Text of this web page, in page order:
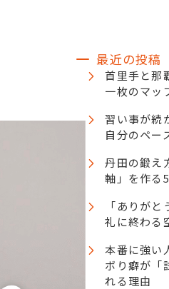
最近の投稿
首里手と那
一枚のマッ
習い事が続
自分のペー
丹田の鍛え
軸」を作る
「ありが
礼に終わる
本番に強い
ボり癖が「
れる理由